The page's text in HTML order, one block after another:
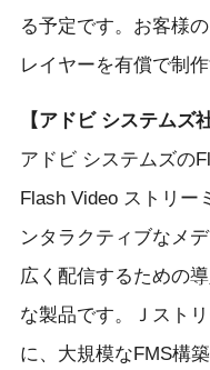
る予定です。お客様
レイヤーを有償で制
【アドビ システムズ
アドビ システムズの
Flash Video ストリー
ンタラクティブなメ
広く配信するための
な製品です。Ｊスト
に、大規模なFMS構